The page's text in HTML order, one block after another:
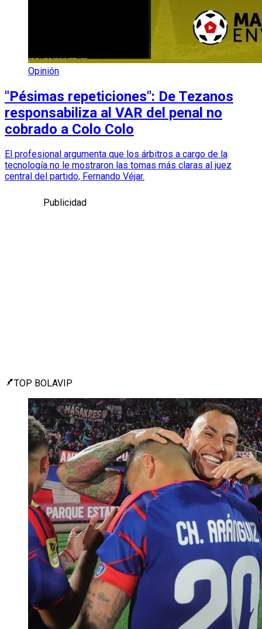
Opinión
"Pésimas repeticiones": De Tezanos
responsabiliza al VAR del penal no
cobrado a Colo Colo
El profesional argumenta que los árbitros a cargo de la
tecnología no le mostraron las tomas más claras al juez
central del partido, Fernando Véjar.
Publicidad
TOP BOLAVIP